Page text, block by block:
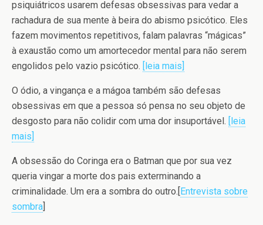
psiquiátricos usarem defesas obsessivas para vedar a
rachadura de sua mente à beira do abismo psicótico. Eles
fazem movimentos repetitivos, falam palavras “mágicas”
à exaustão como um amortecedor mental para não serem
engolidos pelo vazio psicótico. [leia mais]
O ódio, a vingança e a mágoa também são defesas
obsessivas em que a pessoa só pensa no seu objeto de
desgosto para não colidir com uma dor insuportável. [leia
mais]
A obsessão do Coringa era o Batman que por sua vez
queria vingar a morte dos pais exterminando a
criminalidade. Um era a sombra do outro.[Entrevista sobre
sombra]